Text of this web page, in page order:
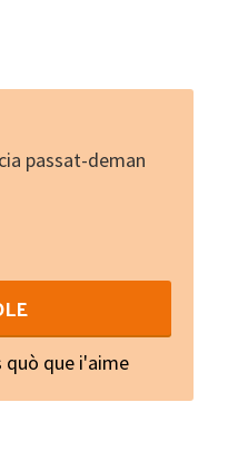
passat-deman
quò que i'aime